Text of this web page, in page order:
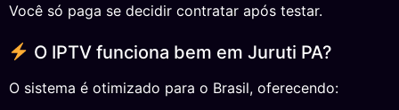
Você só paga se decidir contratar após testar.
O IPTV funciona bem em Juruti PA?
O sistema é otimizado para o Brasil, oferecendo: